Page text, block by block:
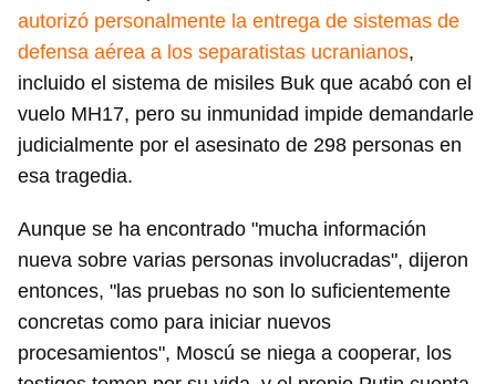
autorizó personalmente la entrega de sistemas de
defensa aérea a los separatistas ucranianos,
incluido el sistema de misiles Buk que acabó con el
vuelo MH17, pero su inmunidad impide demandarle
judicialmente por el asesinato de 298 personas en
esa tragedia.
Aunque se ha encontrado "mucha información
nueva sobre varias personas involucradas", dijeron
entonces, "las pruebas no son lo suficientemente
concretas como para iniciar nuevos
procesamientos", Moscú se niega a cooperar, los